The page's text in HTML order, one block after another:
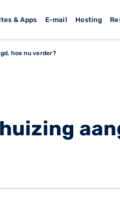
& Apps E-mail Hosting
hoe nu verder?